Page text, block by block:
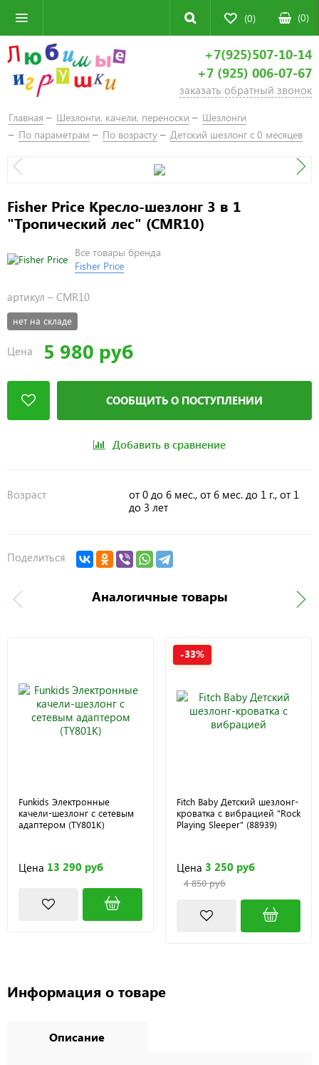
(0) (0)
+7(925)507-10-14
+7 (925) 006-07-67
заказать обратный звонок
Главная Шезлонги, качели, переноски
Шезлонги
По параметрам
По возрасту Детский шезлонг с 0 месяцев
Fisher Price Кресло-шезлонг 3 в 1
"Тропический лес" (CMR10)
Все товары бренда
Fisher Price
артикул – CMR10
нет на складе
Цена 5 980 руб
СООБЩИТЬ О ПОСТУПЛЕНИИ
Добавить в сравнение
Возраст
от 0 до 6 мес., от 6 мес. до 1 г., от 1
до 3 лет
Поделиться
Аналогичные товары
Funkids Электронные
качели-шезлонг с сетевым
адаптером (TY801K)
Цена 13 290 руб
-33%
Fitch Baby Детский шезлонг-
кроватка с вибрацией "Rock
Playing Sleeper" (88939)
Цена 3 250 руб
4 850 руб
Информация о товаре
Описание